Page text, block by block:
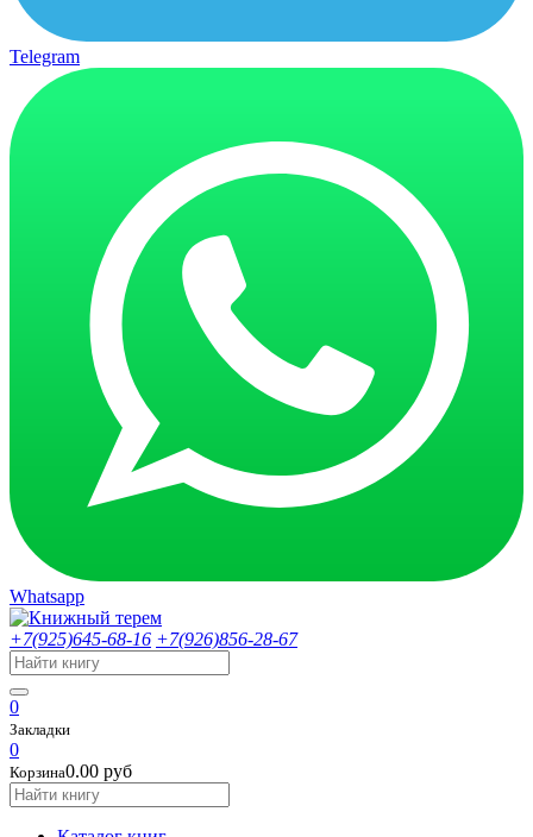
Telegram
Whatsapp
+7(925)645-68-16 +7(926)856-28-67
0
Закладки
0
Корзина0.00 руб